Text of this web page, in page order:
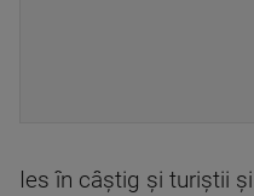
Ies în câștig și turiștii